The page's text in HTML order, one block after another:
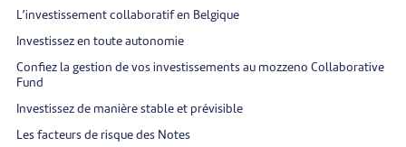
L’investissement collaboratif en Belgique
Investissez en toute autonomie
Confiez la gestion de vos investissements au mozzeno Collaborative
Fund
Investissez de manière stable et prévisible
Les facteurs de risque des Notes